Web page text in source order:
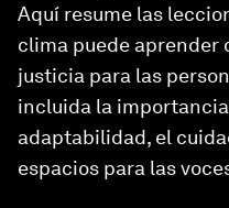
Aquí resume las
clima puede aprender
justicia para las
incluida la
adaptabilidad, el
espacios para las